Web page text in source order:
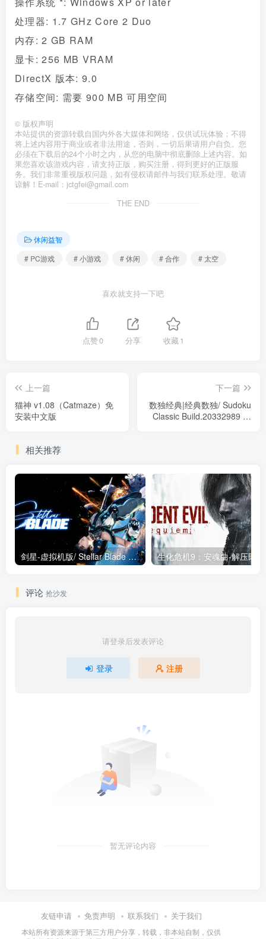
处理器: 1.7 GHz Core 2 Duo
内存: 2 GB RAM
显卡: 256 MB VRAM
DirectX 版本: 9.0
存储空间: 需要 900 MB 可用空间
© 版权声明
本站提供的资源转载自国内外各大媒体和网络，仅供试玩体验；不得
将上述内容用于商业或者非法用途，否则，一切后果请用户自负。您
必须在下载后的24个小时之内，从您的电脑中彻底删除上述内容。如
果您喜欢该游戏内容，请支持正版，购买注册，得到更好的正版服
务。我们非常重视版权问题，如有侵权请邮件与我们联系处理。敬请
谅解！E-mail：jctgfei@gmail.com
THE END
休闲益智
# PC游戏
# 小游戏 # 休闲 # 合作 # 太空
喜欢就支持一下吧
点赞0 分享 收藏1
上一篇
猫神 v1.08（Catmaze）免
安装中文版
下一篇
数独经典|经典数独/ Sudoku
Classic Build.20332989 免
相关推荐
剑星-虚拟机版/ Stellar Blade v1.4.1|Build.19963153 终极版新补丁 送修改器 免安装中文版
评论 抢沙发
请登录后发表评论
登录 注册
暂无评论内容
友链申请 免责声明 联系我们 关于我们
本站所有资源来源于第三方用户分享，转载，非本站自制，仅供